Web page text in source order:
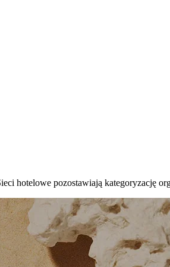
hotelowe pozostawiają kategoryzację